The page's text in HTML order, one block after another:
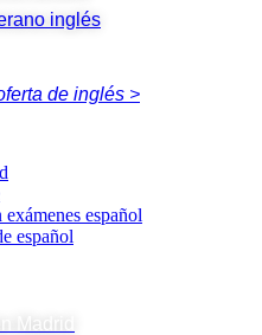
inglés
de inglés >
español
español
Madrid